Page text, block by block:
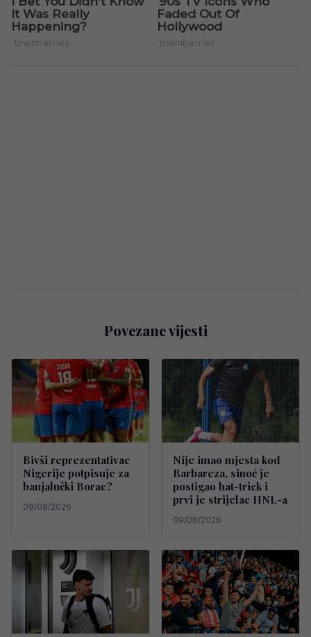
Povezane vijesti
Bivši reprezentativac
Nigerije potpisuje za
banjalučki Borac?
09/08/2026
Nije imao mjesta kod
Barbareza, sinoć je
postigao hat-trick i
prvi je strijelac HNL-a
09/08/2026